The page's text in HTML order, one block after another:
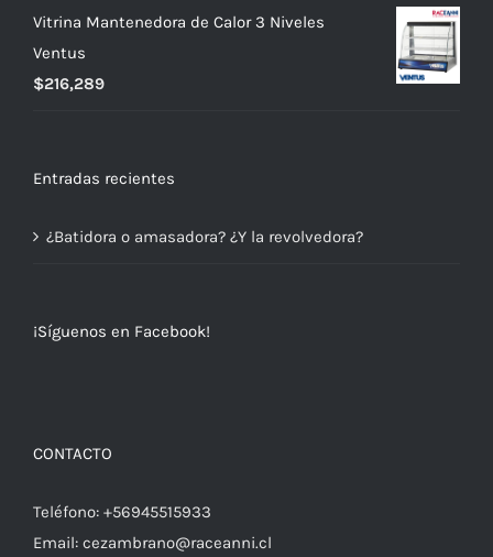
original
actual
Vitrina Mantenedora de Calor 3 Niveles
Ventus
$216,289
Entradas recientes
¿Batidora o amasadora? ¿Y la revolvedora?
¡Síguenos en Facebook!
CONTACTO
Teléfono: +56945515933
Email: cezambrano@raceanni.cl